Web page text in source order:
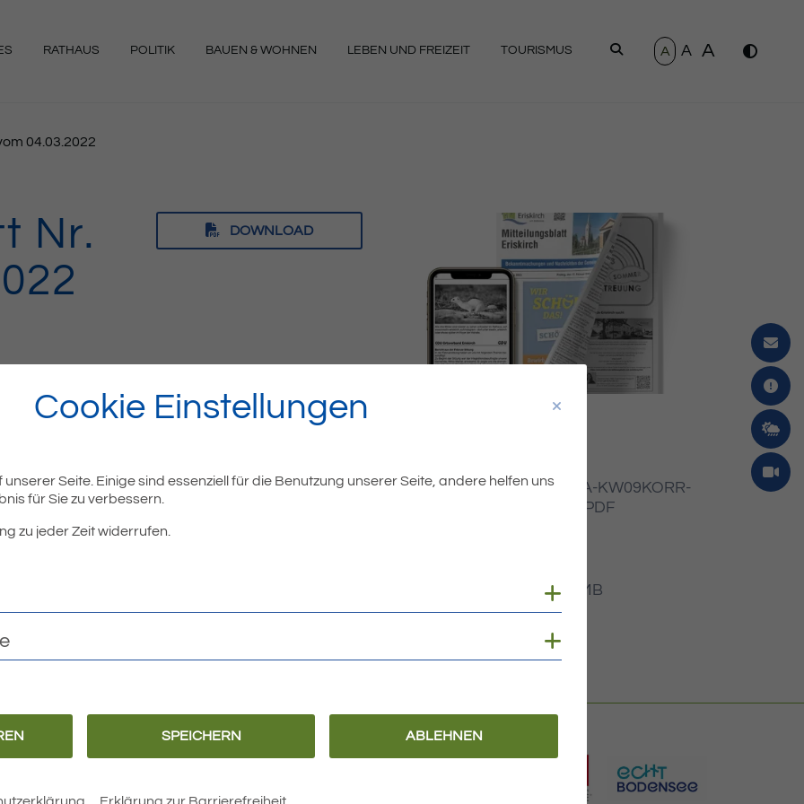
RATHAUS POLITIK BAUEN & WOHNEN LEBEN UND FREIZEIT TOURISMUS SUCHEN
A A A
04.03.2022
Nr.
DOWNLOAD
Dateiname
MIBLA-KW09KORR-
2022.PDF
1.93 MB
Cookie Einstellungen
Seite. Einige sind essenziell für die Benutzung unserer Seite, andere helfen uns
für Sie zu verbessern.
zu jeder Zeit widerrufen.
Cookies anzeigen
SPEICHERN ABLEHNEN
Erklärung zur Barrierefreiheit